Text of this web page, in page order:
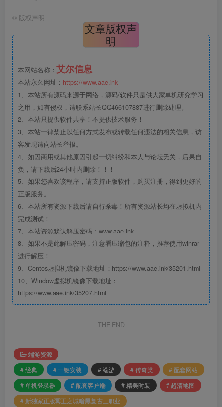
© 版权声明
文章版权声
明
本网站名称： 艾尔信息
本站永久网址： https://www.aae.ink
1、本站所有源码来源于网络，源码/软件只是供大家单机研究学习
之用，如有侵权，请联系站长QQ466107887进行删除处理。
2、本站只提供软件共享！不提供技术服务！
3、本站一律禁止以任何方式发布或转载任何违法的相关信息，访
客发现请向站长举报。
4、如因商用或其他原因引起一切纠纷和本人与论坛无关，后果自
负，请下载后24小时内删除！！！
5、如果您喜欢该程序，请支持正版软件，购买注册，得到更好的
正版服务。
6、本站所有资源下载后请自行杀毒！所有资源站长均在虚拟机内
完成测试！
7、本站资源默认解压密码：www.aae.ink
8、如果不是此解压密码，注意看压缩包的注释，推荐使用winrar
进行解压！
9、Centos虚拟机镜像下载地址：https://www.aae.ink/35201.html
10、Window虚拟机镜像下载地址：
https://www.aae.ink/35207.html
THE END
端游资源
# 经典
# 一键安装 # 端游 # 传奇类
# 配套网站
# 单机登录器
# 配套客户端 # 精美时装
# 超清地图
# 新独家正版冥王之城暗黑复古三职业